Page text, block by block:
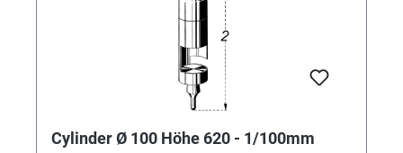
Cylinder Ø 100 Höhe 620 - 1/100mm